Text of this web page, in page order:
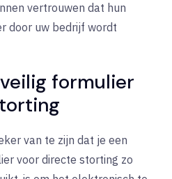
vertrouwen dat hun
door uw bedrijf wordt
formulier
van te zijn dat je een
voor directe storting zo